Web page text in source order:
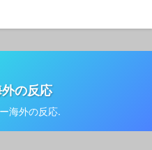
の反応
海外の反応.